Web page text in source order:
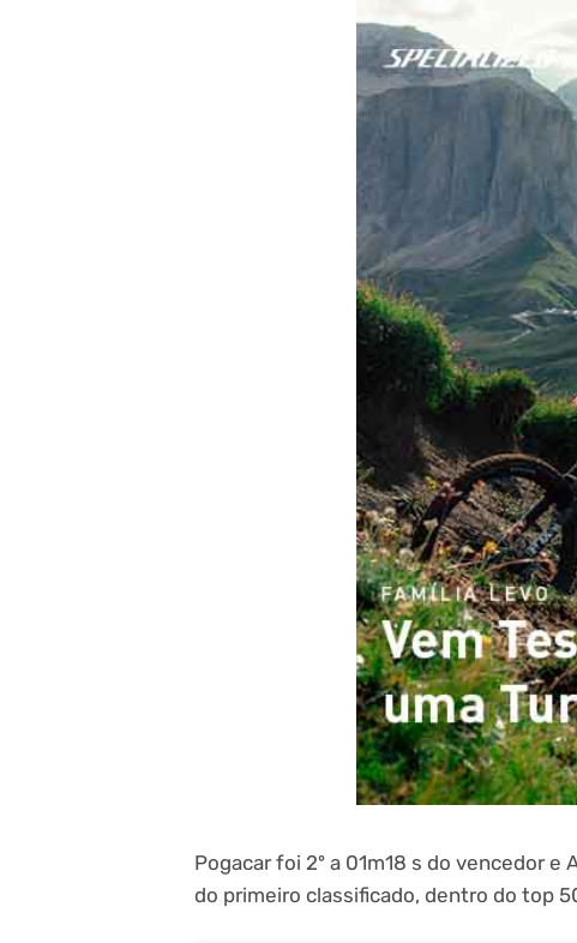
Pogacar foi 2º a 01m18 s do vencedor
do primeiro classificado, dentro do top